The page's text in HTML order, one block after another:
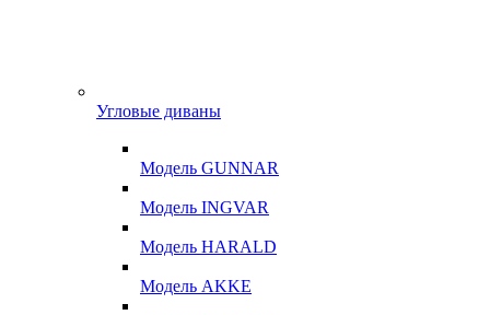
Угловые диваны
Модель GUNNAR
Модель INGVAR
Модель HARALD
Модель AKKE